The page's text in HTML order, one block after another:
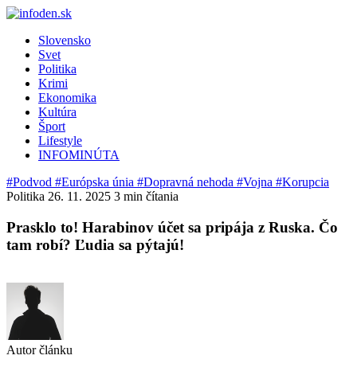
Slovensko
Svet
Politika
Krimi
Ekonomika
Kultúra
Šport
Lifestyle
INFOMINÚTA
#Podvod #Európska únia #Dopravná nehoda #Vojna #Korupcia
Politika 26. 11. 2025 3 min čítania
Prasklo to! Harabinov účet sa pripája z Ruska. Čo
tam robí? Ľudia sa pýtajú!
Autor článku